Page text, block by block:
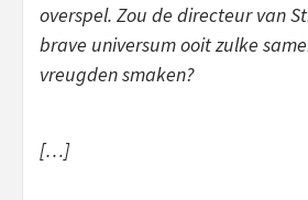
overspel. Zou de directeur van
brave universum ooit zulke
vreugden smaken?
[…]